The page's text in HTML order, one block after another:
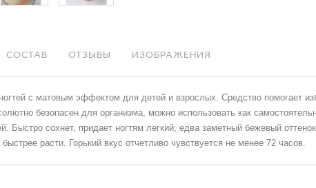
СОСТАВ ОТЗЫВЫ ИЗОБРАЖЕНИЯ
с матовым эффектом для детей и взрослых. Средство помогает
безопасен для организма, можно использовать как
Быстро сохнет, придает ногтям легкий, едва заметный бежевый
расти. Горький вкус отчетливо чувствуется не менее 72 часов.